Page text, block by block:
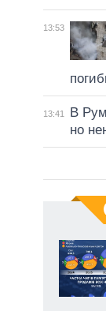
13:53
13:41
В
но